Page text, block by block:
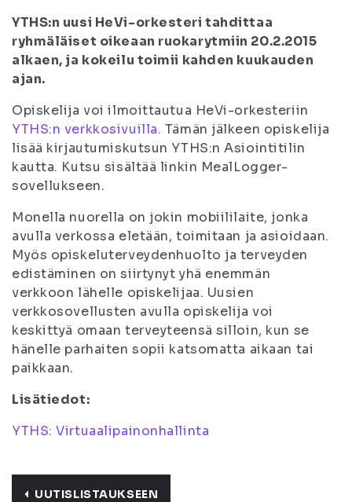
YTHS:n uusi HeVi-orkesteri tahdittaa
ryhmäläiset oikeaan ruokarytmiin 20.2.2015
alkaen, ja kokeilu toimii kahden kuukauden
ajan.
Opiskelija voi ilmoittautua HeVi-orkesteriin
YTHS:n verkkosivuilla. Tämän jälkeen opiskelija
lisää kirjautumiskutsun YTHS:n Asiointitilin
kautta. Kutsu sisältää linkin MealLogger-
sovellukseen.
Monella nuorella on jokin mobiililaite, jonka
avulla verkossa eletään, toimitaan ja asioidaan.
Myös opiskeluterveydenhuolto ja terveyden
edistäminen on siirtynyt yhä enemmän
verkkoon lähelle opiskelijaa. Uusien
verkkosovellusten avulla opiskelija voi
keskittyä omaan terveyteensä silloin, kun se
hänelle parhaiten sopii katsomatta aikaan tai
paikkaan.
Lisätiedot:
YTHS: Virtuaalipainonhallinta
UUTISLISTAUKSEEN